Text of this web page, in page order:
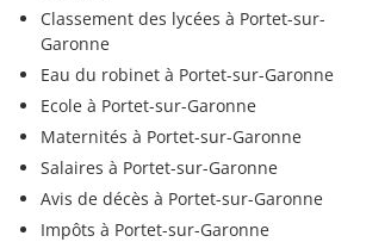
Classement des lycées à Portet-sur-
Garonne
Eau du robinet à Portet-sur-Garonne
Ecole à Portet-sur-Garonne
Maternités à Portet-sur-Garonne
Salaires à Portet-sur-Garonne
Avis de décès à Portet-sur-Garonne
Impôts à Portet-sur-Garonne